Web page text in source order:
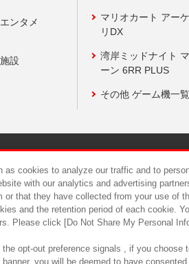
ンタメ
設
マリオカート アー
リDX
湾岸ミッドナイト
ーン 6RR PLUS
その他 ゲーム機一覧
食品のご提供について
as cookies to analyze our traffic and to
with our analytics and advertising
or that they have collected from your use of
and the retention period of each cookie.
Please click [Do Not Share My Personal
opt-out preference signals , if you choose
you will be deemed to have